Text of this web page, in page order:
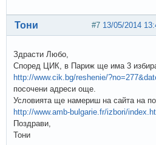
#7 13/05/2014
Тони
Здрасти Любо,
Според ЦИК, в Париж ще има 3
http://www.cik.bg/reshenie/
посочени адреси още.
Условията ще намериш на сайта на
http://www.amb-bulgarie.fr/izbori/
Поздрави,
Тони